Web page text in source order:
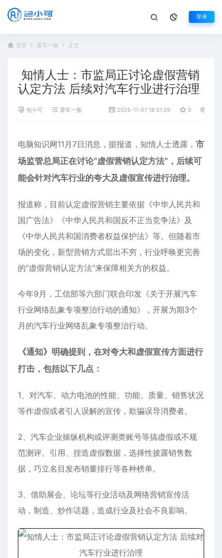
登录
首页 爱车一族 正文
知情人士：市监局正讨论虚假营销
认定方法 后续对汽车行业进行治理
包小可 爱车一族 2025-11-07 18:31:29 0
电脑知识网11月7日消息，据报道，知情人士透露， 市
场监管总局正在讨论“虚假营销认定方法”，后续可
能会针对汽车行业的夸大及虚假宣传进行治理。
报道称，目前认定虚假营销主要依据《中华人民共和
国广告法》《中华人民共和国反不正当竞争法》及
《中华人民共和国消费者权益保护法》等。但随着市
场的变化，新型营销方式层出不穷，行业呼唤更完善
的“虚假营销认定方法”来保障相关方的权益。
今年9月，工信部等六部门联合印发《关于开展汽车
行业网络乱象专项整治行动的通知》，开展为期3个
月的汽车行业网络乱象专项整治行动。
《通知》明确提到，在对夸大和虚假宣传方面进行
打击，包括以下几点：
1、对汽车、动力电池的性能、功能、质量、销售状况
等作虚假或者引人误解的宣传，欺骗误导消费者。
2、汽车企业操纵机构或评测类账号等搞虚假或不规
范测评。引用、捏造虚假数据，选择性披露销售数
据，巧立名目发布销量排行等各种榜单。
3、借助展会、论坛等行业活动及网络营销宣传活
动，制造、炒作话题，造成行业及社会不良影响。